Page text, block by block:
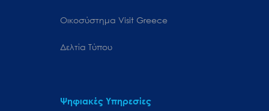
Oικοσύστημα Visit Greece
Δελτία Τύπου
Ψηφιακές Υπηρεσίες